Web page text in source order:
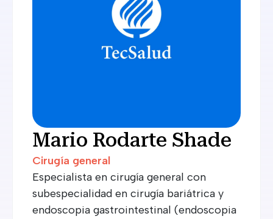
Especialista en cirugía general con
subespecialidad en cirugía bariátrica y
endoscopia gastrointestinal (endoscopia
Mario Rodarte Shade
Cirugía general